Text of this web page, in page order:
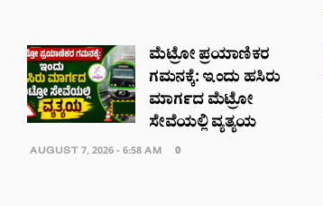
ಮೆಟ್ರೋ ಪ್ರಯಾಣಿಕರ
ಗಮನಕ್ಕೆ: ಇಂದು ಹಸಿರು
ಮಾರ್ಗದ ಮೆಟ್ರೋ
ಸೇವೆಯಲ್ಲಿ ವ್ಯತ್ಯಯ
AUGUST 7, 2026 - 6:58 AM 0